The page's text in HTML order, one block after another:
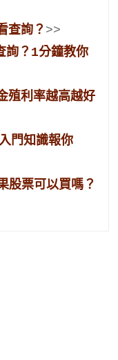
查詢？ >>
詢？1分鐘教你
殖利率越高越好
門知識報你
股票可以買嗎？